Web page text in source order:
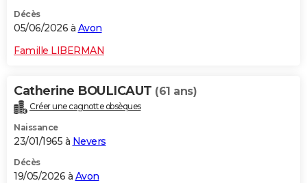
Décès
05/06/2026 à Avon
Famille LIBERMAN
Catherine BOULICAUT (61 ans)
Créer une cagnotte obsèques
Naissance
23/01/1965 à Nevers
Décès
19/05/2026 à Avon